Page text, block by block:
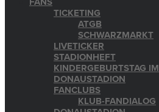
TICKETING
ATGB
SCHWARZMARKT
LIVETICKER
STADIONHEFT
KINDERGEBURTSTAG IM
DONAUSTADION
FANCLUBS
KLUB-FANDIALOG